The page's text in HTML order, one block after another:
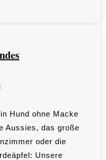
Hund ohne Macke
Aussies, das große
oder die
Unsere